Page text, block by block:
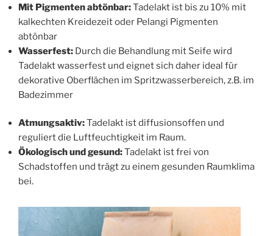
Mit Pigmenten abtönbar:Tadelakt ist bis zu 10% mit
kalkechten Kreidezeit oder Pelangi Pigmenten
abtönbar
Wasserfest: Durch die Behandlung mit Seife wird
Tadelakt wasserfest und eignet sich daher ideal für
dekorative Oberflächen im Spritzwasserbereich, z.B. im
Badezimmer
Atmungsaktiv:Tadelakt ist diffusionsoffen und
reguliert die Luftfeuchtigkeit im Raum.
Ökologisch und gesund:Tadelakt ist frei von
Schadstoffen und trägt zu einem gesunden Raumklima
bei.